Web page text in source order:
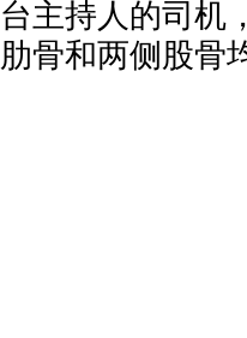
台主持人的司机
肋骨和两侧股骨